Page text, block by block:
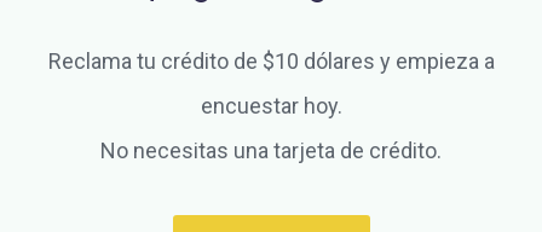
Reclama tu crédito de $10 dólares y empieza a
encuestar hoy.
No necesitas una tarjeta de crédito.